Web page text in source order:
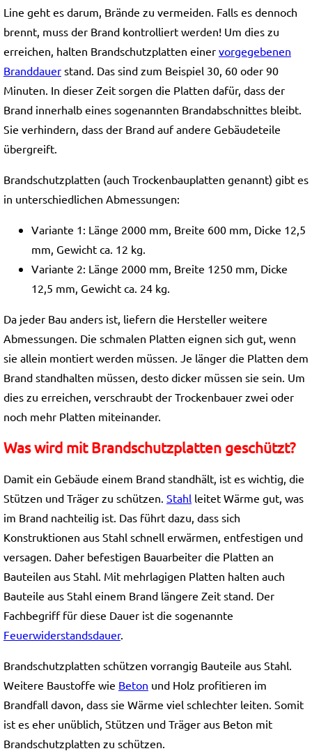
Line geht es darum, Brände zu vermeiden. Falls es dennoch
brennt, muss der Brand kontrolliert werden! Um dies zu
erreichen, halten Brandschutzplatten einer vorgegebenen
Branddauer stand. Das sind zum Beispiel 30, 60 oder 90
Minuten. In dieser Zeit sorgen die Platten dafür, dass der
Brand innerhalb eines sogenannten Brandabschnittes bleibt.
Sie verhindern, dass der Brand auf andere Gebäudeteile
übergreift.
Brandschutzplatten (auch Trockenbauplatten genannt) gibt es
in unterschiedlichen Abmessungen:
Variante 1: Länge 2000 mm, Breite 600 mm, Dicke 12,5
mm, Gewicht ca. 12 kg.
Variante 2: Länge 2000 mm, Breite 1250 mm, Dicke
12,5 mm, Gewicht ca. 24 kg.
Da jeder Bau anders ist, liefern die Hersteller weitere
Abmessungen. Die schmalen Platten eignen sich gut, wenn
sie allein montiert werden müssen. Je länger die Platten dem
Brand standhalten müssen, desto dicker müssen sie sein. Um
dies zu erreichen, verschraubt der Trockenbauer zwei oder
noch mehr Platten miteinander.
Was wird mit Brandschutzplatten geschützt?
Damit ein Gebäude einem Brand standhält, ist es wichtig, die
Stützen und Träger zu schützen. Stahl leitet Wärme gut, was
im Brand nachteilig ist. Das führt dazu, dass sich
Konstruktionen aus Stahl schnell erwärmen, entfestigen und
versagen. Daher befestigen Bauarbeiter die Platten an
Bauteilen aus Stahl. Mit mehrlagigen Platten halten auch
Bauteile aus Stahl einem Brand längere Zeit stand. Der
Fachbegriff für diese Dauer ist die sogenannte
Feuerwiderstandsdauer.
Brandschutzplatten schützen vorrangig Bauteile aus Stahl.
Weitere Baustoffe wie Beton und Holz profitieren im
Brandfall davon, dass sie Wärme viel schlechter leiten. Somit
ist es eher unüblich, Stützen und Träger aus Beton mit
Brandschutzplatten zu schützen.